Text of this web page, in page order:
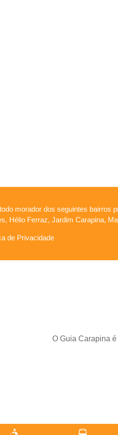
morador dos seguintes bairros
Hélio Ferraz, Jardim Carapina,
de Privacidade
O Guia Carapina